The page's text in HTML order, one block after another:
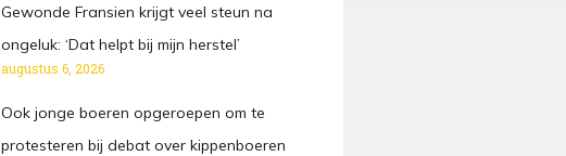
Gewonde Fransien krijgt veel steun na
ongeluk: ‘Dat helpt bij mijn herstel’
augustus 6, 2026
Ook jonge boeren opgeroepen om te
protesteren bij debat over kippenboeren